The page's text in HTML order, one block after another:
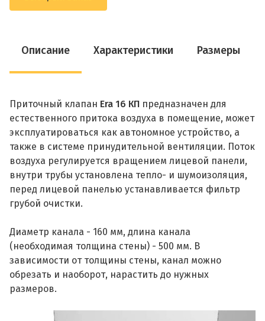
Описание Характеристики Размеры
Приточный клапан Era 16 КП предназначен для
естественного притока воздуха в помещение, может
эксплуатироваться как автономное устройство, а
также в системе принудительной вентиляции. Поток
воздуха регулируется вращением лицевой панели,
внутри трубы установлена тепло- и шумоизоляция,
перед лицевой панелью устанавливается фильтр
грубой очистки.
Диаметр канала - 160 мм, длина канала
(необходимая толщина стены) - 500 мм. В
зависимости от толщины стены, канал можно
обрезать и наоборот, нарастить до нужных
размеров.